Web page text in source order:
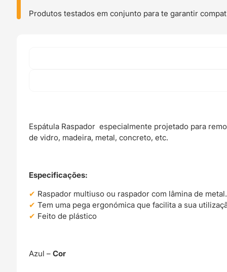
Produtos testados em conjunto para te garantir
Espátula Raspador especialmente projetado para
de vidro, madeira, metal, concreto, etc.
Especificações:
Raspador multiuso ou raspador com lâmina de metal.
Tem uma pega ergonómica que facilita a sua
Feito de plástico
Azul –Cor